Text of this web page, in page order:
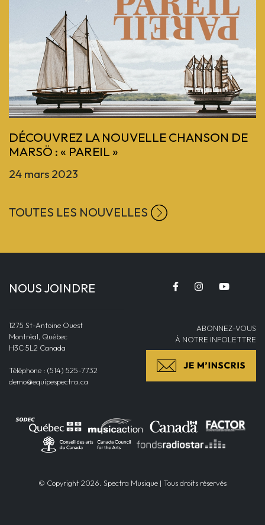
DÉCOUVREZ LA NOUVELLE CHANSON DE
MARSÖ : « PAREIL »
24 mars 2023
Previous
TOUTES LES NOUVELLES
NOUS JOINDRE
1275 St-Antoine Ouest
Montréal, Québec
H3C 5L2 Canada
Téléphone : (514) 525-7732
demo@equipespectra.ca
ABONNEZ-VOUS
À NOTRE INFOLETTRE
© Copyright 2026. Spectra Musique | Tous droits réservés